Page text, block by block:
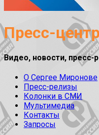
Пресс-
Видео, новости,
О Сергее Миронове
Пресс-релизы
Колонки в СМИ
Мультимедиа
Контакты
Запросы